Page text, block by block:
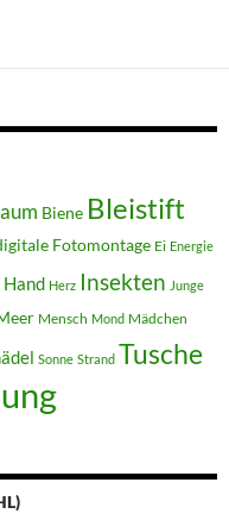
Biene Bleistift
Fotomontage Ei Energie
Hand Herz Insekten Junge
Mensch Mond Mädchen
Sonne Strand Tusche